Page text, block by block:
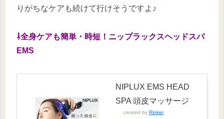
りがちなケアも続けて行けそうですよ♪
⇩全身ケアも簡単・時短！ニップラックスヘッドスパ
EMS
NIPLUX EMS HEAD
SPA 頭皮マッサージ
created by Rinker